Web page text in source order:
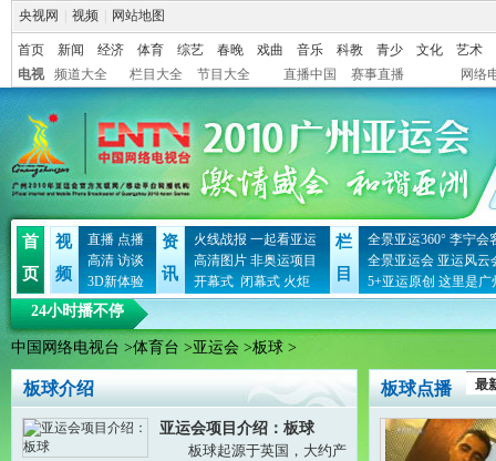
央视网 视频 网站地图
首页 新闻 经济 体育 综艺 春晚 戏曲 音乐 科教 青少 文化
艺术
电视
频道大全 栏目大全 节目大全 直播中国 赛事直播 网络
首
页
视
频
直播 点播
高清 访谈
3D新体验
资
讯
火线战报 一起看亚运
高清图片 非奥运项目
开幕式 闭幕式 火炬
栏
目
全景亚运360° 李宁会
全景亚运会 亚运风云
5+亚运原创 这里是广
24小时播不停
中国网络电视台 >体育台 >亚运会 >板球 >
板球介绍
亚运会项目介绍：板球
板球起源于英国，大约产
板球点播 最